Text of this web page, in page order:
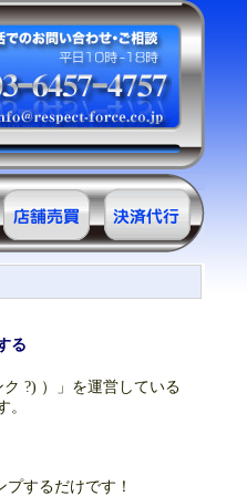
サロン売買情 決済代行
ット
る
ク ?) ）」を運営している
するだけです！